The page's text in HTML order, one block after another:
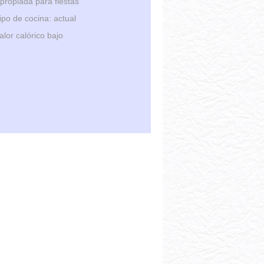
de cocina: actual
calórico bajo